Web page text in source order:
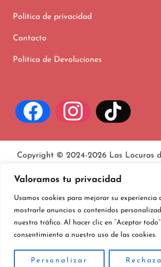
Valoramos tu privacidad
Usamos cookies para mejorar su experiencia
mostrarle anuncios o contenidos
nuestro tráfico. Al hacer clic en “Aceptar
consentimiento a nuestro uso de las cookies.
Personalizar
Política de privacidad
Contacto
Política de Devoluciones
Copyright © 2024-2026 Las Locuras